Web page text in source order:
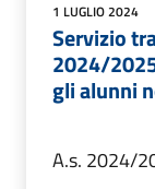
1 LUGLIO 2024
Servizio
2024/
gli alunni
A.s. 2024/